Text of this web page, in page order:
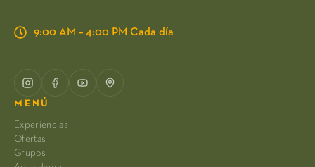
9:00 AM – 4:00 PM Cada día
MENÚ
Experiencias
Ofertas
Grupos